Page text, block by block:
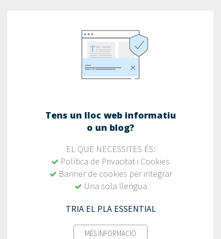
Tens un lloc web informatiu
o un blog?
EL QUE NECESSITES ÉS:
Política de Privacitat i Cookies
Banner de cookies per integrar
Una sola llengua
TRIA EL PLA ESSENTIAL
MÉS INFORMACIÓ